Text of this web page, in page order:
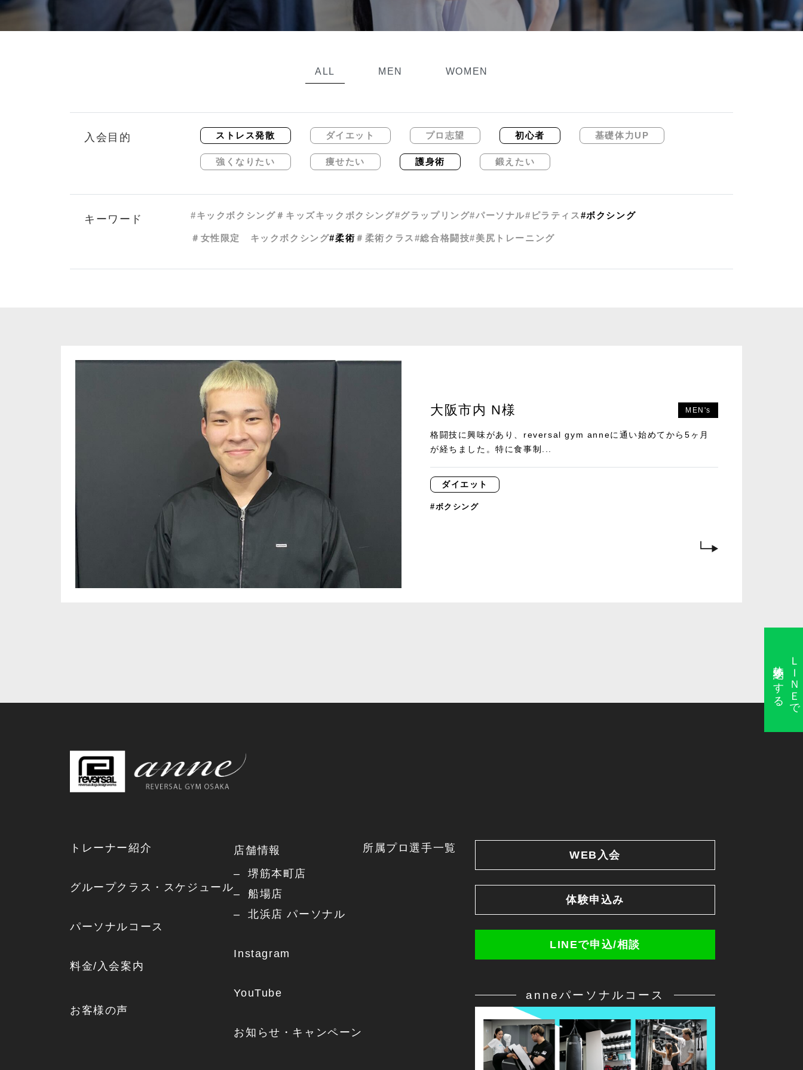
体験予約をするＬＩＮＥで
ALL MEN WOMEN
入会目的 ストレス発散 ダイエット プロ志望 初心者 基礎体力UP
強くなりたい 痩せたい 護身術 鍛えたい
キーワード #キックボクシング＃キッズキックボクシング#グラップリング#パーソナル#ピラティス #ボクシング
＃女性限定 キックボクシング#柔術 ＃柔術クラス #総合格闘技#美尻トレーニング
大阪市内 N様 MEN's
格闘技に興味があり、reversal gym anneに通い始めてから5ヶ月
が経ちました。特に食事制...
ダイエット
#ボクシング
トレーナー紹介
グループクラス・スケジュール
パーソナルコース
料金/入会案内
お客様の声
店舗情報
堺筋本町店
船場店
北浜店 パーソナル
Instagram
YouTube
お知らせ・キャンペーン
所属プロ選手一覧
anneパーソナルコース
WEB入会
体験申込み
LINEで申込/相談